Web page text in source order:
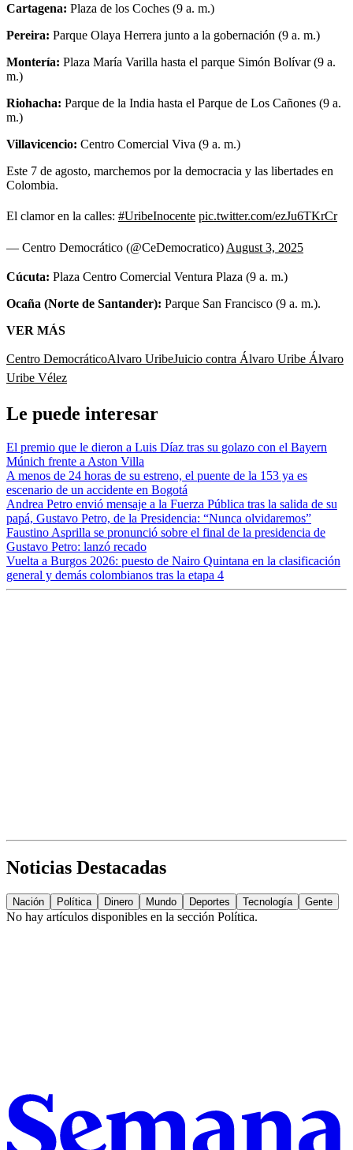
Cartagena: Plaza de los Coches (9 a. m.)
Pereira: Parque Olaya Herrera junto a la gobernación (9 a. m.)
Montería: Plaza María Varilla hasta el parque Simón Bolívar (9 a.
m.)
Riohacha: Parque de la India hasta el Parque de Los Cañones (9 a.
m.)
Villavicencio: Centro Comercial Viva (9 a. m.)
Este 7 de agosto, marchemos por la democracia y las libertades en
Colombia.
El clamor en la calles: #UribeInocente pic.twitter.com/ezJu6TKrCr
— Centro Democrático (@CeDemocratico) August 3, 2025
Cúcuta: Plaza Centro Comercial Ventura Plaza (9 a. m.)
Ocaña (Norte de Santander): Parque San Francisco (9 a. m.).
VER MÁS
Centro DemocráticoAlvaro UribeJuicio contra Álvaro Uribe Álvaro
Uribe Vélez
Le puede interesar
El premio que le dieron a Luis Díaz tras su golazo con el Bayern
Múnich frente a Aston Villa
A menos de 24 horas de su estreno, el puente de la 153 ya es
escenario de un accidente en Bogotá
Andrea Petro envió mensaje a la Fuerza Pública tras la salida de su
papá, Gustavo Petro, de la Presidencia: “Nunca olvidaremos”
Faustino Asprilla se pronunció sobre el final de la presidencia de
Gustavo Petro: lanzó recado
Vuelta a Burgos 2026: puesto de Nairo Quintana en la clasificación
general y demás colombianos tras la etapa 4
Noticias Destacadas
Nación Política Dinero Mundo Deportes Tecnología Gente
No hay artículos disponibles en la sección Política.